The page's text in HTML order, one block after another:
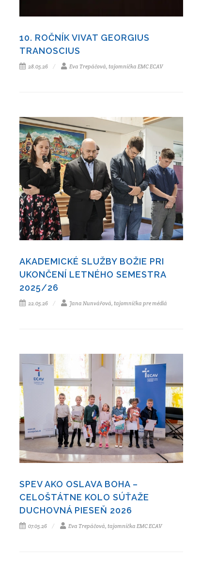
10. ROČNÍK VIVAT GEORGIUS
TRANOSCIUS
28.05.26 Eva Trepáčová, tajomníčka EMC ECAV
AKADEMICKÉ SLUŽBY BOŽIE PRI
UKONČENÍ LETNÉHO SEMESTRA
2025/26
22.05.26 Jana Nunvářová, tajomníčka pre médiá
SPEV AKO OSLAVA BOHA –
CELOŠTÁTNE KOLO SÚŤAŽE
DUCHOVNÁ PIESEŇ 2026
07.05.26 Eva Trepáčová, tajomníčka EMC ECAV